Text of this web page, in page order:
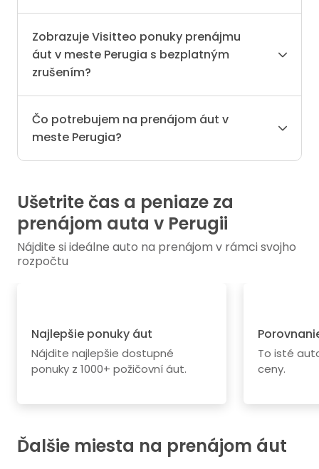
Zobrazuje Visitteo ponuky prenájmu
áut v meste Perugia s bezplatným
zrušením?
Čo potrebujem na prenájom áut v
meste Perugia?
Ušetrite čas a peniaze za
prenájom auta v Perugii
Nájdite si ideálne auto na prenájom v rámci svojho
rozpočtu
Najlepšie ponuky áut
Nájdite najlepšie dostupné
ponuky z 1000+ požičovní áut.
To isté
ceny.
Ďalšie miesta na prenájom áut